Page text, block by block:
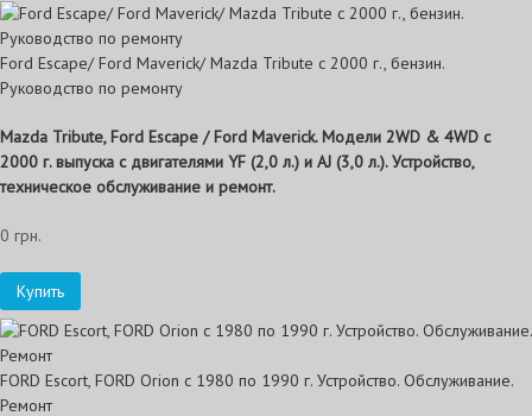
Ford Escape/ Ford Maverick/ Mazda Tribute с 2000 г., бензин.
Руководство по ремонту
Mazda Tribute, Ford Escape / Ford Maverick. Модели 2WD & 4WD с
2000 г. выпуска с двигателями YF (2,0 л.) и AJ (3,0 л.). Устройство,
техническое обслуживание и ремонт.
0 грн.
Купить
FORD Escort, FORD Orion с 1980 по 1990 г. Устройство. Обслуживание.
Ремонт